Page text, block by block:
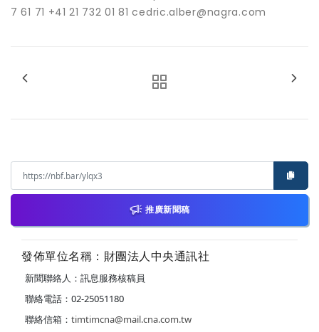
7 61 71 +41 21 732 01 81 cedric.alber@nagra.com
推廣新聞稿
發佈單位名稱：財團法人中央通訊社
新聞聯絡人：訊息服務核稿員
聯絡電話：02-25051180
聯絡信箱： timtimcna@mail.cna.com.tw